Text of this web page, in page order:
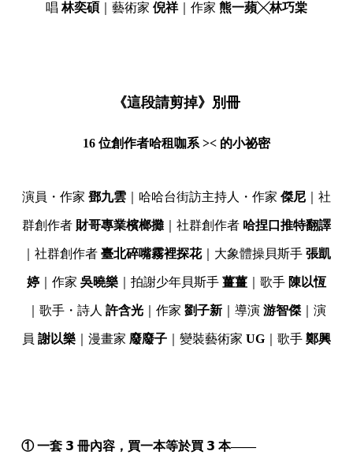
唱林奕碩 ｜藝術家 倪祥｜作家 熊一蘋╳林巧棠
《這段請剪掉》別冊
16 位創作者哈租咖系 >< 的小祕密
演員・作家 鄧九雲 ｜哈哈台街訪主持人・作家 傑尼 ｜社
群創作者 財哥專業檳榔攤 ｜社群創作者 哈捏口推特翻譯
｜社群創作者 臺北碎嘴霧裡探花｜大象體操貝斯手 張凱
婷 ｜作家 吳曉樂 ｜拍謝少年貝斯手 薑薑 ｜歌手 陳以恆
｜歌手・詩人 許含光 ｜作家 劉子新 ｜導演 游智傑 ｜演
員 謝以樂 ｜漫畫家 廢廢子 ｜變裝藝術家 UG ｜歌手 鄭興
① 一套 𝟯 冊內容，買一本等於買 𝟯 本——